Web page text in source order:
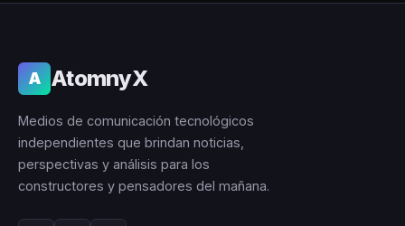
A AtomnyX
Medios de comunicación tecnológicos
independientes que brindan noticias,
perspectivas y análisis para los
constructores y pensadores del mañana.